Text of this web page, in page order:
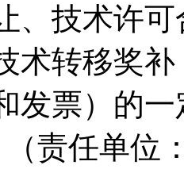
、技术许
术转移奖
发票）的
责任单位